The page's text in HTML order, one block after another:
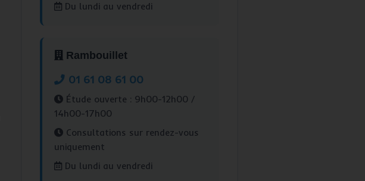
Du lundi au vendredi
Rambouillet
01 61 08 61 00
Étude ouverte : 9h00-12h00 /
14h00-17h00
Consultations sur rendez-vous
uniquement
Du lundi au vendredi